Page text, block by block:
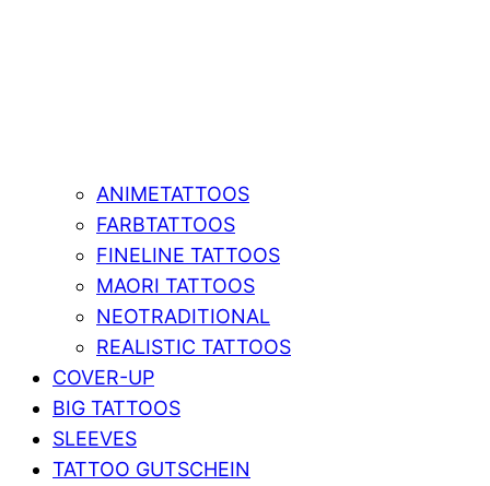
ANIMETATTOOS
FARBTATTOOS
FINELINE TATTOOS
MAORI TATTOOS
NEOTRADITIONAL
REALISTIC TATTOOS
COVER-UP
BIG TATTOOS
SLEEVES
TATTOO GUTSCHEIN